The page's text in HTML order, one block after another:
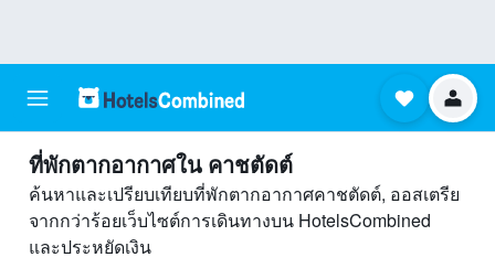
ที่พักตากอากาศใน คาชตัดต์
ค้นหาและเปรียบเทียบที่พักตากอากาศคาชตัดต์, ออสเตรีย
จากกว่าร้อยเว็บไซต์การเดินทางบน HotelsCombined
และประหยัดเงิน